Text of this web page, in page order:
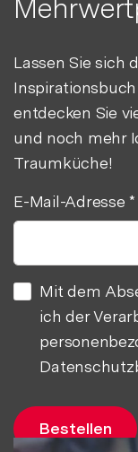
Lassen Sie sich
entdecken Sie
und noch mehr
Traumküche!
E-Mail-Adresse *
Mit dem
ich der